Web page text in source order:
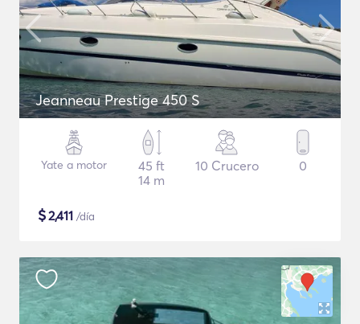
Jeanneau Prestige 450 S
Yate a motor
45 ft
14 m
10 Crucero 0
$2,411 /día